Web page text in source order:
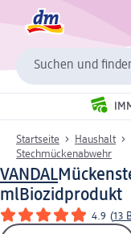
Suchen und
Startseite Haushalt
Stechmückenabwehr
VANDAL
mlBiozidprodukt
4.9 (13